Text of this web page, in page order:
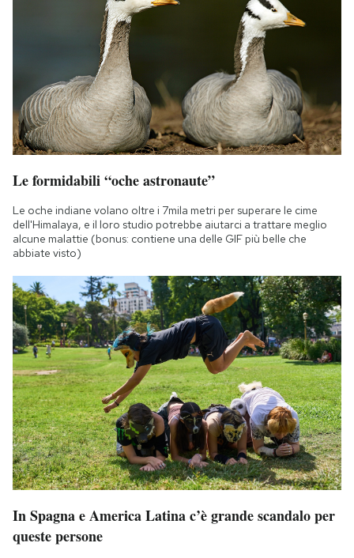
Le formidabili “oche astronaute”
Le oche indiane volano oltre i 7mila metri per superare le cime
dell'Himalaya, e il loro studio potrebbe aiutarci a trattare meglio
alcune malattie (bonus: contiene una delle GIF più belle che
abbiate visto)
In Spagna e America Latina c’è grande scandalo per
queste persone